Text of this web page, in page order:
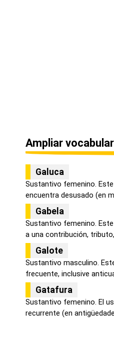
Ampliar
Galuca
Sustantivo femenino.
encuentra desusado (en
Gabela
Sustantivo femenino.
a una contribución, tributo,
Galote
Sustantivo masculino.
frecuente, inclusive
Gatafura
Sustantivo femenino. El
recurrente (en